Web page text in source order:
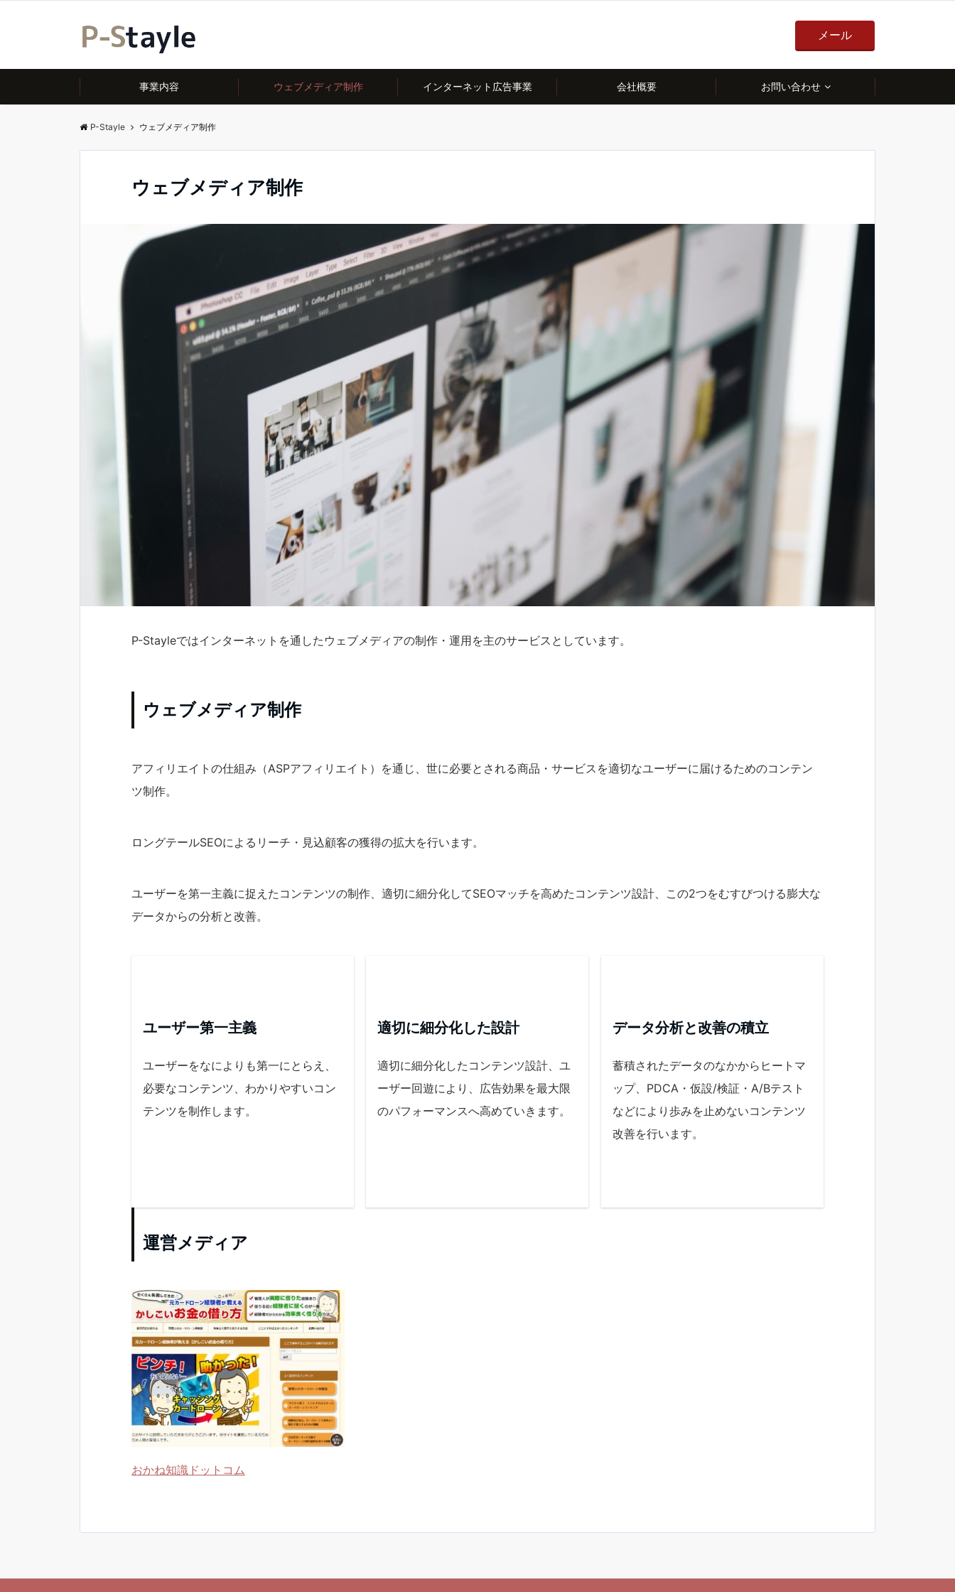
メール
事業内容 ウェブメディア制作 インターネット広告事業 会社概要 お問い合わせ
P-Stayle ウェブメディア制作
ウェブメディア制作
P-Stayleではインターネットを通したウェブメディアの制作・運用を主のサービスとしています。
ウェブメディア制作
アフィリエイトの仕組み（ASPアフィリエイト）を通じ、世に必要とされる商品・サービスを適切なユーザーに届けるためのコンテン
ツ制作。
ロングテールSEOによるリーチ・見込顧客の獲得の拡大を行います。
ユーザーを第一主義に捉えたコンテンツの制作、適切に細分化してSEOマッチを高めたコンテンツ設計、この2つをむすびつける膨大な
データからの分析と改善。
ユーザー第一主義
ユーザーをなによりも第一にとらえ、
必要なコンテンツ、わかりやすいコン
テンツを制作します。
適切に細分化した設計
適切に細分化したコンテンツ設計、ユ
ーザー回遊により、広告効果を最大限
のパフォーマンスへ高めていきます。
データ分析と改善の積立
蓄積されたデータのなかからヒートマ
ップ、PDCA・仮設/検証・A/Bテスト
などにより歩みを止めないコンテンツ
改善を行います。
運営メディア
おかね知識ドットコム